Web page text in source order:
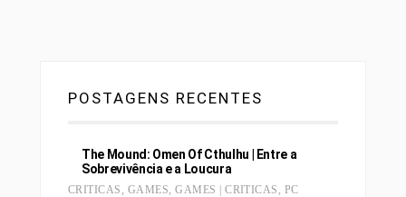
POSTAGENS RECENTES
The Mound: Omen Of Cthulhu | Entre a
Sobrevivência e a Loucura
CRITICAS , GAMES,GAMES | CRITICAS , PC